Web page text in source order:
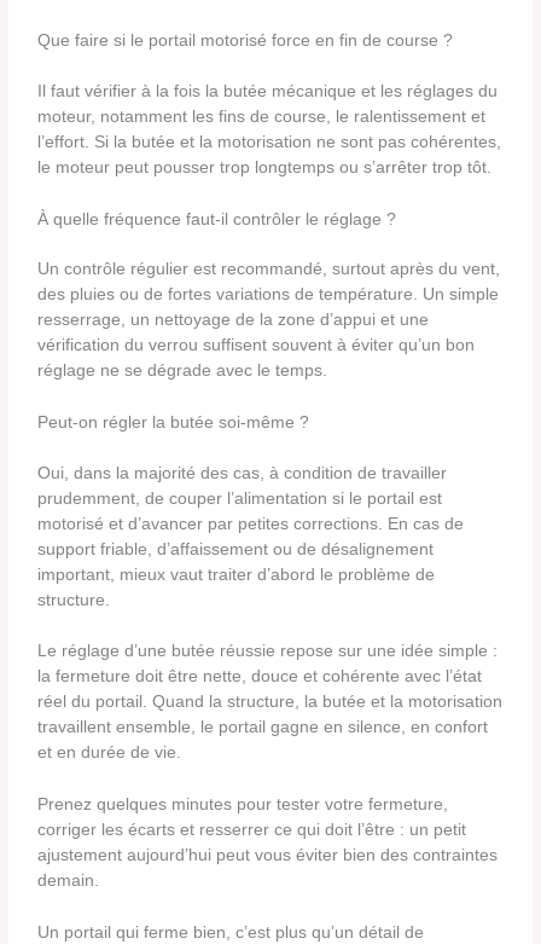
Que faire si le portail motorisé force en fin de course ?
Il faut vérifier à la fois la butée mécanique et les réglages du
moteur, notamment les fins de course, le ralentissement et
l’effort. Si la butée et la motorisation ne sont pas cohérentes,
le moteur peut pousser trop longtemps ou s’arrêter trop tôt.
À quelle fréquence faut-il contrôler le réglage ?
Un contrôle régulier est recommandé, surtout après du vent,
des pluies ou de fortes variations de température. Un simple
resserrage, un nettoyage de la zone d’appui et une
vérification du verrou suffisent souvent à éviter qu’un bon
réglage ne se dégrade avec le temps.
Peut-on régler la butée soi-même ?
Oui, dans la majorité des cas, à condition de travailler
prudemment, de couper l’alimentation si le portail est
motorisé et d’avancer par petites corrections. En cas de
support friable, d’affaissement ou de désalignement
important, mieux vaut traiter d’abord le problème de
structure.
Le réglage d’une butée réussie repose sur une idée simple :
la fermeture doit être nette, douce et cohérente avec l’état
réel du portail. Quand la structure, la butée et la motorisation
travaillent ensemble, le portail gagne en silence, en confort
et en durée de vie.
Prenez quelques minutes pour tester votre fermeture,
corriger les écarts et resserrer ce qui doit l’être : un petit
ajustement aujourd’hui peut vous éviter bien des contraintes
demain.
Un portail qui ferme bien, c’est plus qu’un détail de